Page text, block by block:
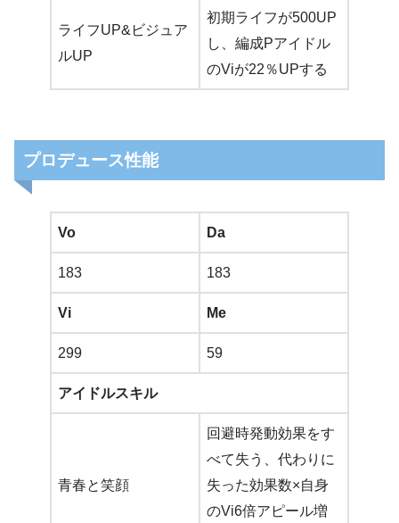
ライフUP&ビジュア
ルUP
初期ライフが500UP
し、編成Pアイドル
のViが22％UPする
プロデュース性能
Vo Da
183 183
Vi Me
299 59
アイドルスキル
青春と笑顔
回避時発動効果をす
べて失う、代わりに
失った効果数×自身
のVi6倍アピール増